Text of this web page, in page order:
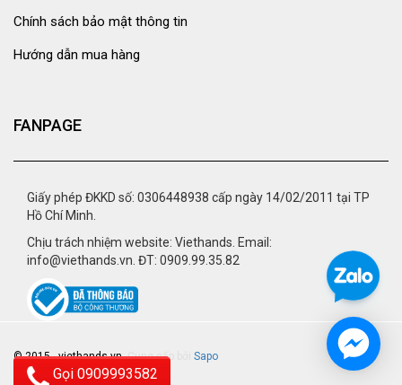
Chính sách bảo mật thông tin
Hướng dẫn mua hàng
FANPAGE
Giấy phép ĐKKD số: 0306448938 cấp ngày 14/02/2011 tại TP
Hồ Chí Minh.
Chịu trách nhiệm website: Viethands. Email:
info@viethands.vn. ĐT: 0909.99.35.82
© 2015 - viethands.vn.Cung cấp bởi Sapo
Gọi 0909993582